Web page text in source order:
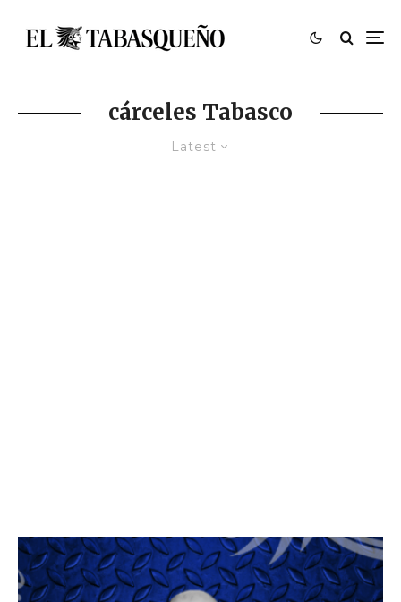
cárceles Tabasco
Latest